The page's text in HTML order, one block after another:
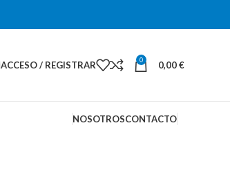
ACCESO / REGISTRAR 0 0,00€
NOSOTROSCONTACTO